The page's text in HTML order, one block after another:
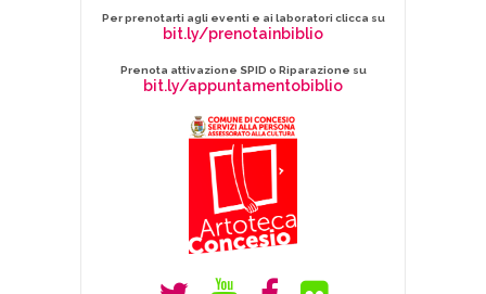
Per prenotarti agli eventi e ai laboratori clicca su
bit.ly/prenotainbiblio
Prenota attivazione SPID o Riparazione su
bit.ly/appuntamentobiblio